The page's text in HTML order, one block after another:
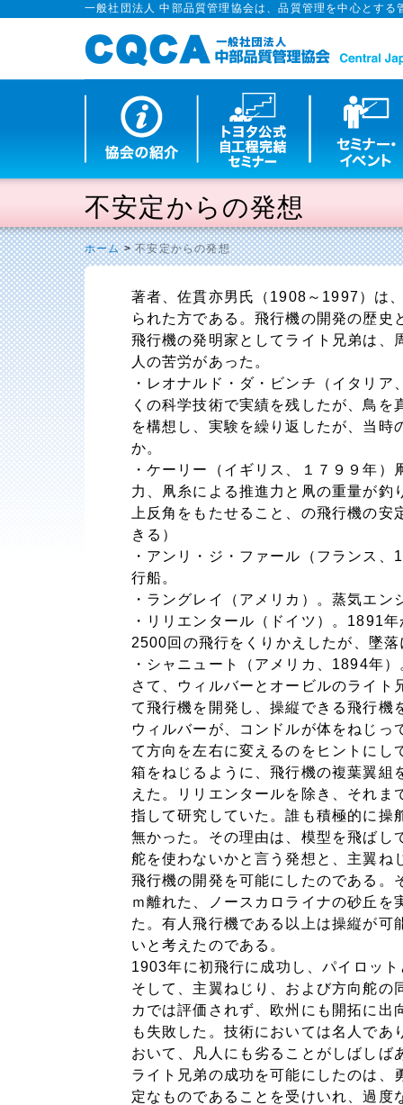
一般社団法人 中部品質管理協会は、品質管理を中心とす
不安定からの発想
ホーム>不安定からの発想
著者、佐貫亦男氏（1908～1997）は
られた方である。飛行機の開発の歴
飛行機の発明家としてライト兄弟は、
人の苦労があった。
・レオナルド・ダ・ビンチ（イタリ
くの科学技術で実績を残したが、鳥
を構想し、実験を繰り返したが、当
か。
・ケーリー（イギリス、１７９９年
力、凧糸による推進力と凧の重量が
上反角をもたせること、の飛行機の
きる）
・アンリ・ジ・ファール（フランス
行船。
・ラングレイ（アメリカ）。蒸気エ
・リリエンタール（ドイツ）。1891
2500回の飛行をくりかえしたが、墜
・シャニュート（アメリカ、1894年
さて、ウィルバーとオービルのライ
て飛行機を開発し、操縦できる飛行機
ウィルバーが、コンドルが体をねじ
て方向を左右に変えるのをヒントにし
箱をねじるように、飛行機の複葉翼組
えた。リリエンタールを除き、それ
指して研究していた。誰も積極的に操
無かった。その理由は、模型を飛ばし
舵を使わないかと言う発想と、主翼ね
飛行機の開発を可能にしたのである
ｍ離れた、ノースカロライナの砂丘
た。有人飛行機である以上は操縦が
いと考えたのである。
1903年に初飛行に成功し、パイロッ
そして、主翼ねじり、および方向舵
カでは評価されず、欧州にも開拓に
も失敗した。技術においては名人で
おいて、凡人にも劣ることがしばしば
ライト兄弟の成功を可能にしたのは
定なものであることを受けいれ、過